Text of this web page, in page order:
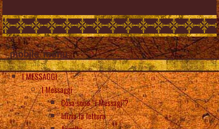
mobile_menu
I MESSAGGI
I Messaggi
Cosa sono “i Messagi”?
Inizia la lettura